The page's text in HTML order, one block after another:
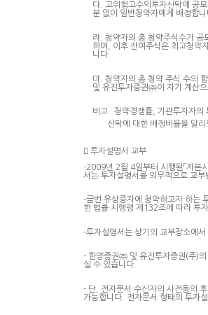
다. 고위험고수익투자신탁에 공
분 없이 일반청약자에게 배정합
라. 청약자의 총 청약주식수가 공
하며, 이후 잔여주식은 최고청약
니다.
마. 청약자의 총 청약 주식 수의
및 유진투자증권㈜이 자기 계산
비고 : 청약경쟁률, 기관투자자의
신탁에 대한 배정비율을 달리
 투자설명서 교부
-2009년 2월 4일부터 시행된「자본
서는 투자설명서를 의무적으로 교
-금번 유상증자에 청약하고자 하는
한 법률 시행령 제132조에 따라 투
-투자설명서는 상기의 교부장소에
- 한양증권㈜ 및 유진투자증권(주)
실 수 있습니다.
- 단, 전자문서 수신자의 사전동의
가능합니다. 전자문서 형태의 투자